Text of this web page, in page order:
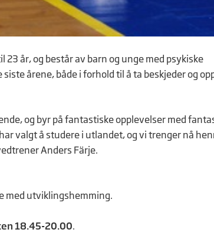
år, og består av barn og unge med psykiske
årene, både i forhold til å ta beskjeder og
og byr på fantastiske opplevelser med
valgt å studere i utlandet, og vi trenger nå
Anders Färje.
med utviklingshemming.
18.45-20.00.